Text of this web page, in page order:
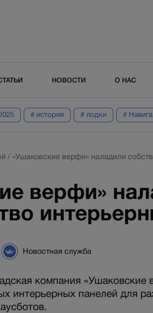
НОВОСТИ О НАС
# история # лодки #
/ «Ушаковские верфи» наладили
верфи»
Новостная служба
компания «Ушаковские
интерьерных панелей для